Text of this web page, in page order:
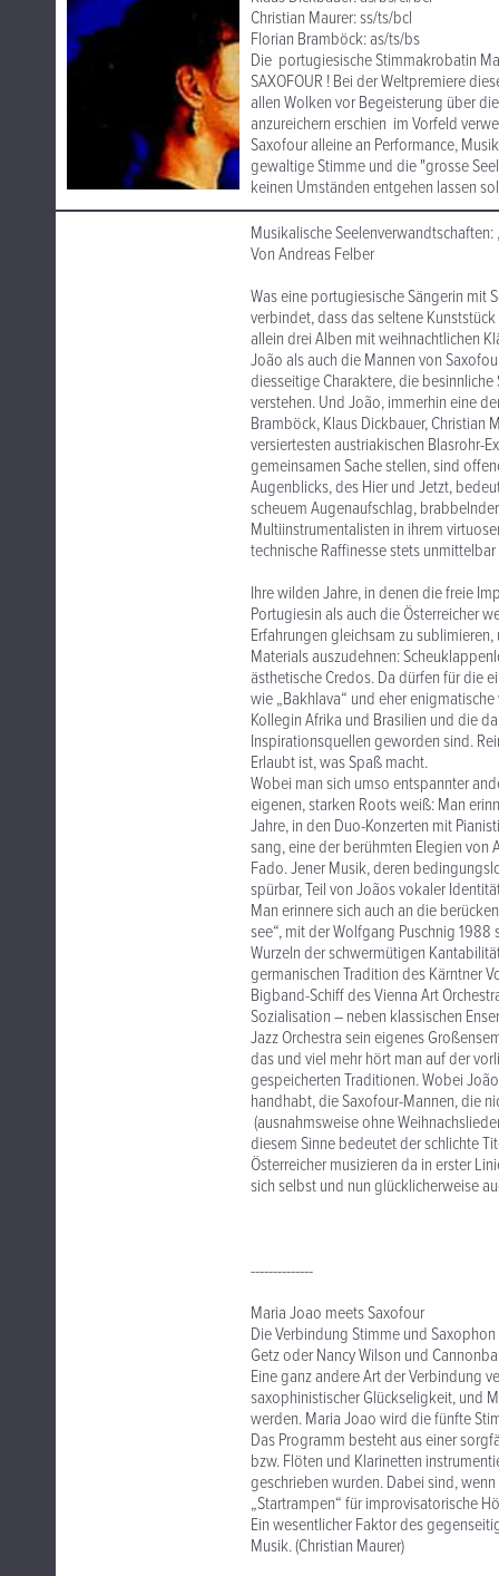
Christian Maurer: ss/ts/bcl
Florian Bramböck: as/ts/bs
Die portugiesische Stimmakrobatin
SAXOFOUR ! Bei der Weltpremiere
allen Wolken vor Begeisterung über
anzureichern erschien im Vorfeld
Saxofour alleine an Performance,
gewaltige Stimme und die "grosse
keinen Umständen entgehen lassen
Musikalische Seelenverwandtschaften:
Von Andreas Felber
Was eine portugiesische Sängerin mit
verbindet, dass das seltene
allein drei Alben mit weihnachtlichen
João als auch die Mannen von
diesseitige Charaktere, die
verstehen. Und João, immerhin eine
Bramböck, Klaus Dickbauer, Christian
versiertesten austriakischen Blasrohr-
gemeinsamen Sache stellen, sind
Augenblicks, des Hier und Jetzt,
scheuem Augenaufschlag,
Multiinstrumentalisten in ihrem
technische Raffinesse stets
Ihre wilden Jahre, in denen die freie
Portugiesin als auch die Österreicher
Erfahrungen gleichsam zu
Materials auszudehnen:
ästhetische Credos. Da dürfen für die
wie „Bakhlava“ und eher
Kollegin Afrika und Brasilien und die
Inspirationsquellen geworden sind.
Erlaubt ist, was Spaß macht.
Wobei man sich umso entspannter
eigenen, starken Roots weiß: Man
Jahre, in den Duo-Konzerten mit
sang, eine der berühmten Elegien
Fado. Jener Musik, deren
spürbar, Teil von Joãos vokaler
Man erinnere sich auch an die
see“, mit der Wolfgang Puschnig
Wurzeln der schwermütigen
germanischen Tradition des Kärntner
Bigband-Schiff des Vienna Art
Sozialisation – neben klassischen
Jazz Orchestra sein eigenes
das und viel mehr hört man auf der
gespeicherten Traditionen. Wobei
handhabt, die Saxofour-Mannen, die
(ausnahmsweise ohne
diesem Sinne bedeutet der schlichte
Österreicher musizieren da in erster
sich selbst und nun glücklicherweise
--------------
Maria Joao meets Saxofour
Die Verbindung Stimme und
Getz oder Nancy Wilson und
Eine ganz andere Art der Verbindung
saxophinistischer Glückseligkeit, und
werden. Maria Joao wird die fünfte
Das Programm besteht aus einer
bzw. Flöten und Klarinetten
geschrieben wurden. Dabei sind,
„Startrampen“ für improvisatorische
Ein wesentlicher Faktor des
Musik. (Christian Maurer)